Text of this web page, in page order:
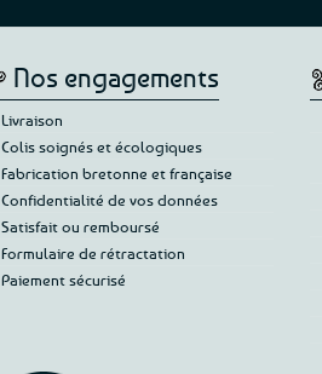
Nos engagements
Livraison
Colis soignés et écologiques
Fabrication bretonne et française
Confidentialité de vos données
Satisfait ou remboursé
Formulaire de rétractation
Paiement sécurisé